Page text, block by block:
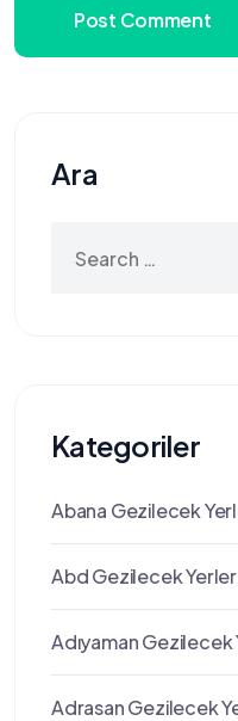
Post Comment
Ara
for:
Kategoriler
Abana Gezilecek
Abd Gezilecek Yerler
Adıyaman Gezilecek
Adrasan Gezilecek